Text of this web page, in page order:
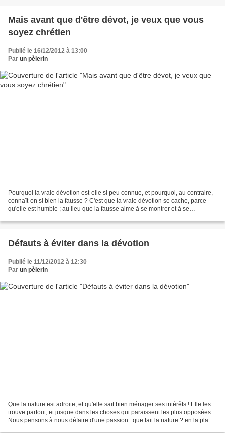
Mais avant que d'être dévot, je veux que vous
soyez chrétien
Publié le 16/12/2012 à 13:00
Par un pèlerin
Pourquoi la vraie dévotion est-elle si peu connue, et pourquoi, au contraire,
connaît-on si bien la fausse ? C'est que la vraie dévotion se cache, parce
qu'elle est humble ; au lieu que la fausse aime à se montrer et à se
Défauts à éviter dans la dévotion
Publié le 11/12/2012 à 12:30
Par un pèlerin
Que la nature est adroite, et qu'elle sait bien ménager ses intérêts ! Elle les
trouve partout, et jusque dans les choses qui paraissent les plus opposées.
Nous pensons à nous défaire d'une passion : que fait la nature ? en la place